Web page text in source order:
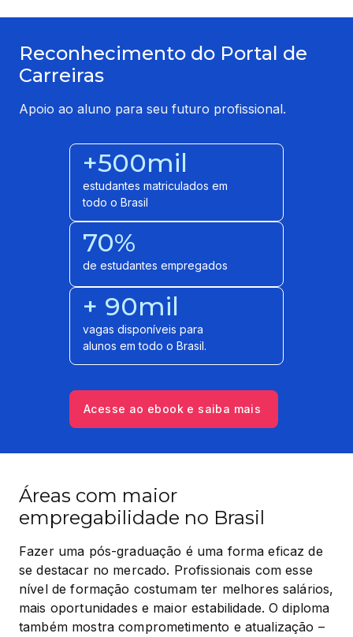
Reconhecimento do Portal de
Carreiras
Apoio ao aluno para seu futuro profissional.
+500mil
estudantes matriculados em
todo o Brasil
70%
de estudantes empregados
+ 90mil
vagas disponíveis para
alunos em todo o Brasil.
Acesse ao ebook e saiba mais
Áreas com maior
empregabilidade no Brasil
Fazer uma pós-graduação é uma forma eficaz de
se destacar no mercado. Profissionais com esse
nível de formação costumam ter melhores salários,
mais oportunidades e maior estabilidade. O diploma
também mostra comprometimento e atualização –